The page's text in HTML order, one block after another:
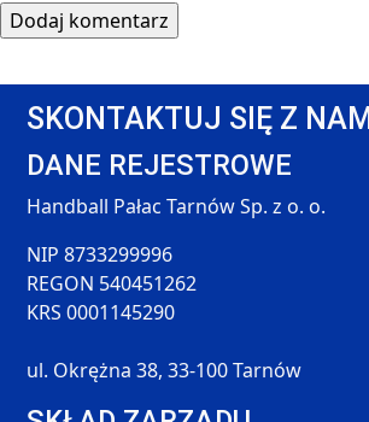
SKONTAKTUJ SIĘ Z NAMI
DANE REJESTROWE
Handball Pałac Tarnów Sp. z o. o.
NIP 8733299996
REGON 540451262
KRS 0001145290
ul. Okrężna 38, 33-100 Tarnów